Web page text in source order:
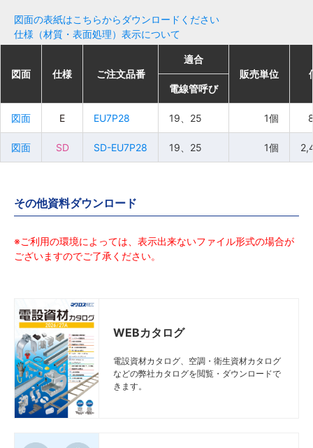
図面の表紙はこちらからダウンロードください
仕様（材質・表面処理）表示について
図面 仕様 ご注文品番
適合
販売単位
電線管呼び
図面 E EU7P28 19、25 1個
図面 SD SD-EU7P28 19、25 1個
図面 仕様 ご注文品番
適合
販売単位
電線管呼び
図面 E EU7P28 19、25 1個
図面 SD SD-EU7P28 19、25 1個
図面 仕様 ご注文品番
適合
販売単位
電線管呼び
図面 E EU7P28 19、25 1個
図面 SD SD-EU7P28 19、25 1個
図面 仕様 ご注文品番
適合
販売単位
電線管呼び
図面 E EU7P28 19、25 1個
図面 SD SD-EU7P28 19、25 1個
その他資料ダウンロード
※ご利用の環境によっては、表示出来ないファイル形式の場合が
ございますのでご了承ください。
WEBカタログ
電設資材カタログ、空調・衛生資材カタログ
などの弊社カタログを閲覧・ダウンロードで
きます。